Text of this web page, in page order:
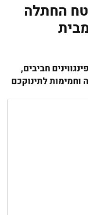
החתלה
חביבים,
וחמימות לתינוקכם